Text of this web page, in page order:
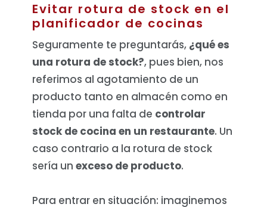
Evitar rotura de stock en el
planificador de cocinas
Seguramente te preguntarás,¿qué es
una rotura de stock?, pues bien, nos
referimos al agotamiento de un
producto tanto en almacén como en
tienda por una falta de controlar
stock de cocina en un restaurante. Un
caso contrario a la rotura de stock
sería un exceso de producto.
Para entrar en situación: imaginemos